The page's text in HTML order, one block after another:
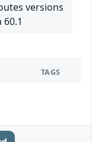
versions
TAGS